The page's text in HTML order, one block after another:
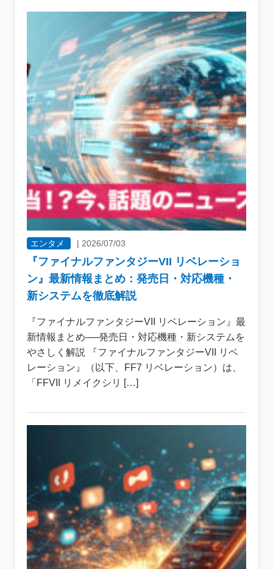
エンタメ |2026/07/03
『ファイナルファンタジーVII リベレーショ
ン』最新情報まとめ：発売日・対応機種・
新システムを徹底解説
『ファイナルファンタジーVII リベレーション』最
新情報まとめ──発売日・対応機種・新システムを
やさしく解説 『ファイナルファンタジーVII リベ
レーション』（以下、FF7 リベレーション）は、
「FFVII リメイクシリ […]